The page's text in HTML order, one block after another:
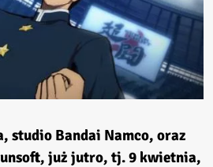
studio Bandai Namco, oraz
, już jutro, tj. 9 kwietnia,